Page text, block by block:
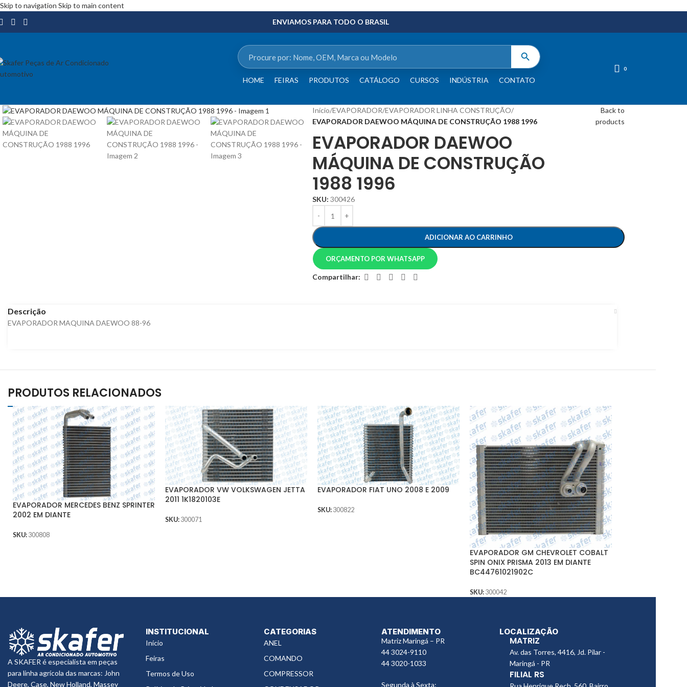
Skip to navigation Skip to main content
ENVIAMOS PARA TODO O BRASIL
HOME FEIRAS PRODUTOS CATÁLOGO CURSOS INDÚSTRIA CONTATO
0
Início/EVAPORADOR/EVAPORADOR LINHA CONSTRUÇÃO/
EVAPORADOR DAEWOO MÁQUINA DE CONSTRUÇÃO 1988 1996
Back to
products
EVAPORADOR DAEWOO
MÁQUINA DE CONSTRUÇÃO
1988 1996
SKU: 300426
ADICIONAR AO CARRINHO
ORÇAMENTO POR WHATSAPP
Compartilhar:
Descrição
EVAPORADOR MAQUINA DAEWOO 88-96
PRODUTOS RELACIONADOS
EVAPORADOR MERCEDES BENZ SPRINTER
2002 EM DIANTE
SKU: 300808
EVAPORADOR VW VOLKSWAGEN JETTA
2011 1K1820103E
SKU: 300071
EVAPORADOR FIAT UNO 2008 E 2009
SKU: 300822
EVAPORADOR GM CHEVROLET COBALT
SPIN ONIX PRISMA 2013 EM DIANTE
BC44761021902C
SKU: 300042
A SKAFER é especialista em peças
para linha agrícola das marcas: John
Deere, Case, New Holland, Massey
INSTITUCIONAL
Início
Feiras
Termos de Uso
CATEGORIAS
ANEL
COMANDO
COMPRESSOR
ATENDIMENTO
Matriz Maringá – PR
44 3024-9110
44 3020-1033
Segunda à Sexta:
LOCALIZAÇÃO
MATRIZ
Av. das Torres, 4416, Jd. Pilar -
Maringá - PR
FILIAL RS